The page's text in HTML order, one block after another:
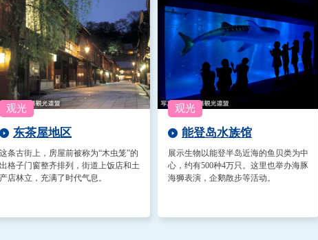
东茶屋地区
这条古街上，房屋前被称为“木虫笼”的
出格子门窗整齐排列，街道上饭店和土
产店林立，充满了时代气息。
能登岛水族馆
展示生物以能登半岛近海的鱼贝类为中
心，约有500种4万只。这里也举办海豚
海狮表演，企鹅散步等活动。